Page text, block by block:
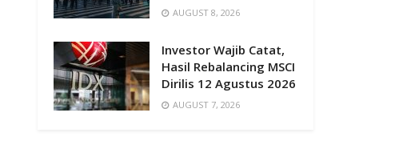
AUGUST 8, 2026
Investor Wajib Catat,
Hasil Rebalancing MSCI
Dirilis 12 Agustus 2026
AUGUST 7, 2026